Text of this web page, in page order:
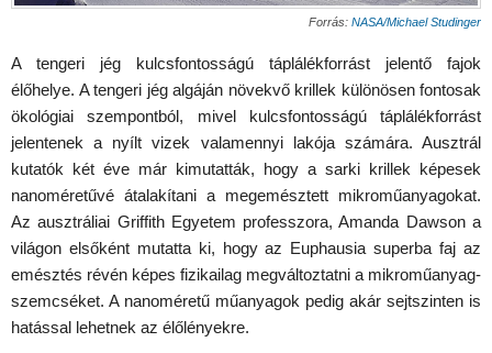
Forrás: NASA/Michael Studinger
A tengeri jég kulcsfontosságú táplálékforrást jelentő fajok
élőhelye. A tengeri jég algáján növekvő krillek különösen fontosak
ökológiai szempontból, mivel kulcsfontosságú táplálékforrást
jelentenek a nyílt vizek valamennyi lakója számára. Ausztrál
kutatók két éve már kimutatták, hogy a sarki krillek képesek
nanoméretűvé átalakítani a megemésztett mikroműanyagokat.
Az ausztráliai Griffith Egyetem professzora, Amanda Dawson a
világon elsőként mutatta ki, hogy az Euphausia superba faj az
emésztés révén képes fizikailag megváltoztatni a mikroműanyag-
szemcséket. A nanoméretű műanyagok pedig akár sejtszinten is
hatással lehetnek az élőlényekre.